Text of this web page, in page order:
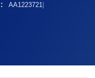
AA1223721